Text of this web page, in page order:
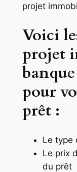
projet
Voici
projet
pour
prêt :
Le type
Le prix
du prêt